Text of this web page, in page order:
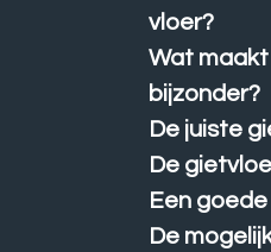
vloer?
Wat
bijzonder?
De juiste
De
Een
De